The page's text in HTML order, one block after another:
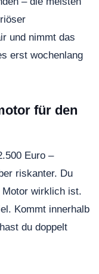
und nimmt das
erst wochenlang
für den
Euro –
riskanter. Du
wirklich ist.
Kommt innerhalb
du doppelt